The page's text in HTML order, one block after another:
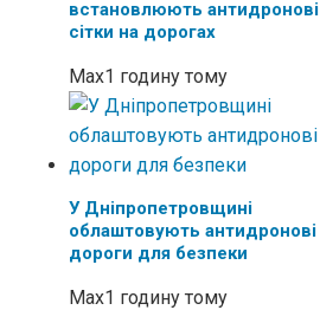
встановлюють антидронові
сітки на дорогах
Max1 годину тому
У Дніпропетровщині
облаштовують антидронові
дороги для безпеки
Max1 годину тому